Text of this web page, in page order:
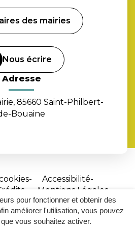
pour fonctionner et obtenir des
améliorer l'utilisation, vous pouvez
vous souhaitez activer.
des mairies
Nous écrire
Adresse
85660 Saint-Philbert-
Bouaine
Accessibilité
Mentions Légales
Site
réalisé